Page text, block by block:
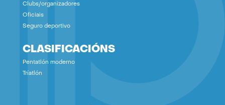
Clubs/organizadores
Oficiais
Seguro deportivo
CLASIFICACIÓNS
Pentatlón moderno
Tríatlón